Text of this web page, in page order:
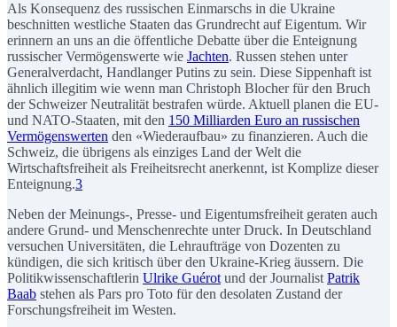
Als Konsequenz des russischen Einmarschs in die Ukraine
beschnitten westliche Staaten das Grundrecht auf Eigentum. Wir
erinnern an uns an die öffentliche Debatte über die Enteignung
russischer Vermögenswerte wie Jachten. Russen stehen unter
Generalverdacht, Handlanger Putins zu sein. Diese Sippenhaft ist
ähnlich illegitim wie wenn man Christoph Blocher für den Bruch
der Schweizer Neutralität bestrafen würde. Aktuell planen die EU-
und NATO-Staaten, mit den 150 Milliarden Euro an russischen
Vermögenswerten den «Wiederaufbau» zu finanzieren. Auch die
Schweiz, die übrigens als einziges Land der Welt die
Wirtschaftsfreiheit als Freiheitsrecht anerkennt, ist Komplize dieser
Enteignung.3
Neben der Meinungs-, Presse- und Eigentumsfreiheit geraten auch
andere Grund- und Menschenrechte unter Druck. In Deutschland
versuchen Universitäten, die Lehraufträge von Dozenten zu
kündigen, die sich kritisch über den Ukraine-Krieg äussern. Die
Politikwissenschaftlerin Ulrike Guérot und der Journalist Patrik
Baab stehen als Pars pro Toto für den desolaten Zustand der
Forschungsfreiheit im Westen.